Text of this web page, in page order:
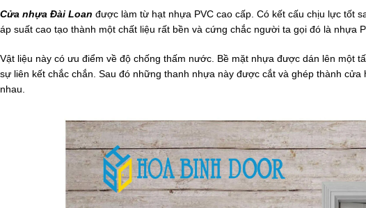
Cửa nhựa Đài Loan được làm từ hạt nhựa PVC cao cấp. Có kết cấu chịu lực tốt
áp suất cao tạo thành một chất liệu rất bền và cứng chắc người ta gọi đó là nhựa
Vật liệu này có ưu điểm về độ chống thấm nước. Bề mặt nhựa được dán lên một
sự liên kết chắc chắn. Sau đó những thanh nhựa này được cắt và ghép thành
nhau.